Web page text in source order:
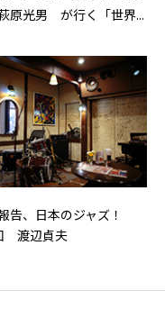
原光男 が行く「世界...
告、日本のジャズ！
渡辺貞夫